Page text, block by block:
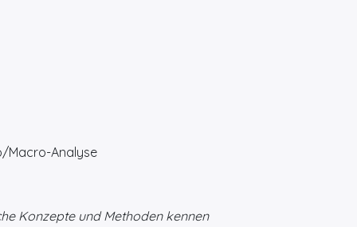
Macro-Analyse
Konzepte und Methoden kennen